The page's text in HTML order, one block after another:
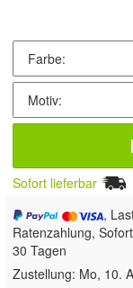
Sofort lieferbar
,
Ratenzahlung,
30 Tagen
Zustellung: Mo, 10.